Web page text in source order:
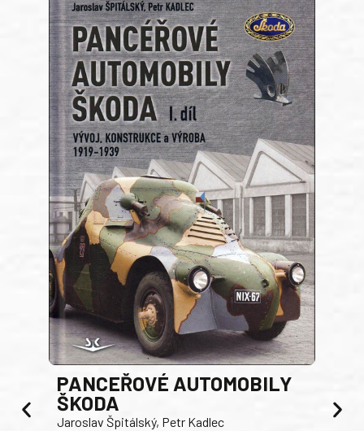
PANCEŘOVÉ AUTOMOBILY
ŠKODA
Jaroslav Špitálský, Petr Kadlec